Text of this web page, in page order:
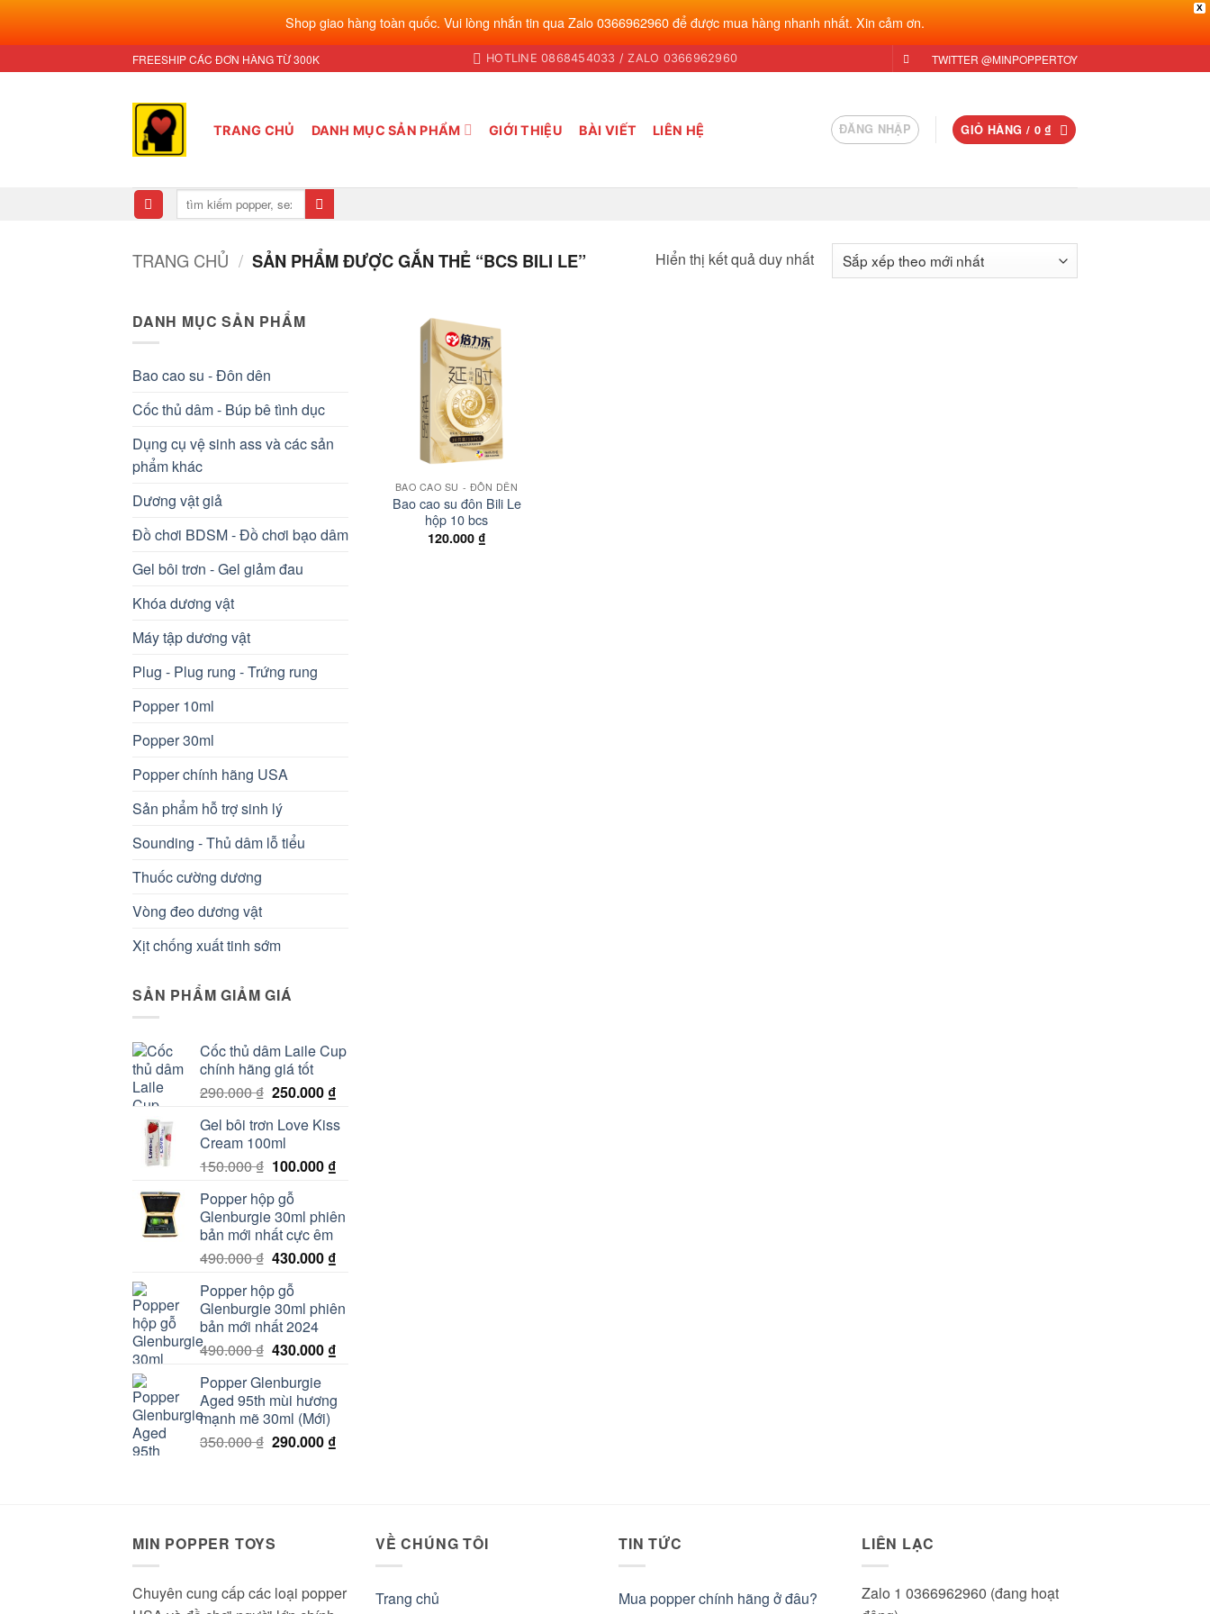
X
Shop giao hàng toàn quốc. Vui lòng nhắn tin qua Zalo 0366962960 để được mua hàng nhanh nhất. Xin cảm ơn.
qua
FREESHIP CÁC ĐƠN HÀNG TỪ 300K HOTLINE 0868454033 / ZALO 0366962960 TWITTER @MINPOPPERTOY
TRANG CHỦ DANH MỤC SẢN PHẨM GIỚI THIỆU BÀI VIẾT LIÊN HỆ ĐĂNG NHẬP GIỎ HÀNG / 0₫
Tìm
kiếm:
TRANG CHỦ / SẢN PHẨM ĐƯỢC GẮN THẺ “BCS BILI LE” Hiển thị kết quả duy nhất
DANH MỤC SẢN PHẨM
Bao cao su - Đôn dên
Cốc thủ dâm - Búp bê tình dục
Dụng cụ vệ sinh ass và các sản
phẩm khác
Dương vật giả
Đồ chơi BDSM - Đồ chơi bạo dâm
Gel bôi trơn - Gel giảm đau
Khóa dương vật
Máy tập dương vật
Plug - Plug rung - Trứng rung
Popper 10ml
Popper 30ml
Popper chính hãng USA
Sản phẩm hỗ trợ sinh lý
Sounding - Thủ dâm lỗ tiểu
Thuốc cường dương
Vòng đeo dương vật
Xịt chống xuất tinh sớm
SẢN PHẨM GIẢM GIÁ
Cốc thủ dâm Laile Cup
chính hãng giá tốt
290.000₫ Giá
là:
290.000 ₫.
250.000 ₫Giá
tại
250.000 ₫.
Gel bôi trơn Love Kiss
Cream 100ml
150.000₫ Giá
là:
150.000 ₫.
100.000 ₫Giá
là:
Popper hộp gỗ
Glenburgie 30ml phiên
bản mới nhất cực êm
490.000₫ Giá
là:
490.000 ₫.
430.000 ₫Giá
là:
Popper hộp gỗ
Glenburgie 30ml phiên
bản mới nhất 2024
490.000₫ Giá
là:
490.000 ₫.
430.000 ₫Giá
là:
Popper Glenburgie
Aged 95th mùi hương
mạnh mẽ 30ml (Mới)
350.000₫ Giá
290.000 ₫Giá
Add to
wishlist
BAO CAO SU - ĐÔN DÊN
Bao cao su đôn Bili Le
hộp 10 bcs
120.000 ₫
MIN POPPER TOYS
Chuyên cung cấp các loại popper
VỀ CHÚNG TÔI
Trang chủ
TIN TỨC
Mua popper chính hãng ở đâu?
LIÊN LẠC
Zalo 1 0366962960 (đang hoạt